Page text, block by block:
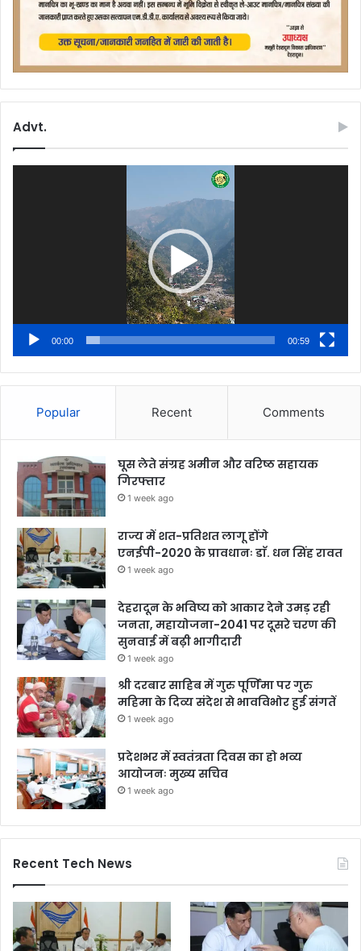
Advt.
00:00 00:59
Popular Recent Comments
घूस लेते संग्रह अमीन और वरिष्ठ सहायक
गिरफ्तार
1 week ago
राज्य में शत-प्रतिशत लागू होंगे
एनईपी-2020 के प्रावधानः डाॅ. धन सिंह रावत
1 week ago
देहरादून के भविष्य को आकार देने उमड़ रही
जनता, महायोजना-2041 पर दूसरे चरण की
सुनवाई में बढ़ी भागीदारी
1 week ago
श्री दरबार साहिब में गुरु पूर्णिमा पर गुरु
महिमा के दिव्य संदेश से भावविभोर हुई संगतें
1 week ago
प्रदेशभर में स्वतंत्रता दिवस का हो भव्य
आयोजनः मुख्य सचिव
1 week ago
Recent Tech News